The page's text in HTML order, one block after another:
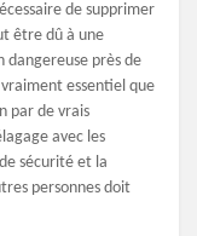
de supprimer
être dû à une
dangereuse près de
essentiel que
par de vrais
avec les
sécurité et la
personnes doit